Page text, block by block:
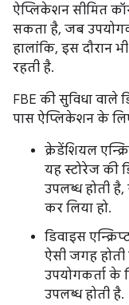
ऐप्लिकेशन सीमित
सकता है, जब
हालांकि, इस दौरान
रहती है.
FBE की सुविधा वाले
पास ऐप्लिकेशन के
क्रेडेंशियल
यह स्टोरेज की
उपलब्ध होती
कर लिया हो.
डिवाइस
ऐसी जगह
उपयोगकर्ता के
उपलब्ध होती है.